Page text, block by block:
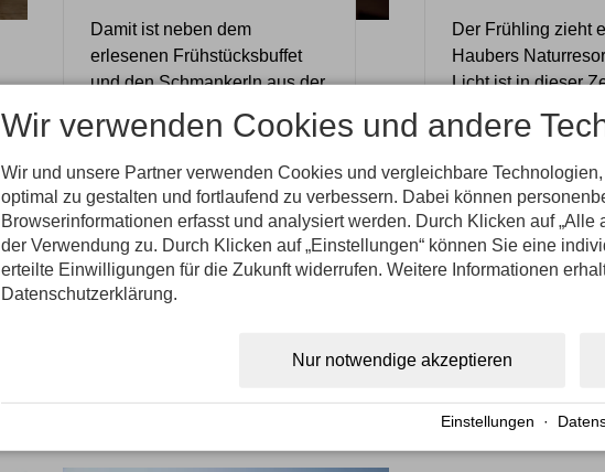
Damit ist neben dem
erlesenen Frühstücksbuffet
und den Schmankerln aus der
Live-Cooking-Station am
Mittag, vor allem das
ausgezeichnete Abendmenü
des renommierten Allg...
WEITERLESEN...
Der Frühling zieht
Haubers
Licht ist in dieser
Stunde anders“
Klaus Hauber.
zwischen den
d...
Hotel-Restaurant Adler
Wir verwenden Cookies und andere
Wir und unsere Partner verwenden Cookies und vergleichbare
optimal zu gestalten und fortlaufend zu verbessern. Dabei können
Browserinformationen erfasst und analysiert werden. Durch Klicken auf „Alle
der Verwendung zu. Durch Klicken auf „Einstellungen“ können Sie eine
erteilte Einwilligungen für die Zukunft widerrufen. Weitere Informationen
Datenschutzerklärung.
Nur notwendige akzeptieren
Einstellungen ·